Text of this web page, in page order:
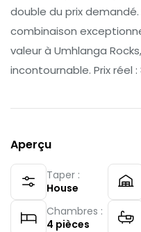
double du prix
combinaison
valeur à Umhlanga
incontournable. Prix réel :
Aperçu
Taper :
House
Chambres :
4 pièces